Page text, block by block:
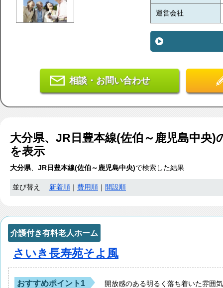
運営会社
相談・お問い合わせ
大分県、JR日豊本線(佐伯～鹿児島中央)
を表示
大分県、 JR日豊本線(佐伯～鹿児島中央)で検索した結果
並び替え 新着順 費用順 開設順
介護付き有料老人ホーム
さいき長寿苑そよ風
おすすめポイント1 開放感のある明るく落ち着いた雰囲